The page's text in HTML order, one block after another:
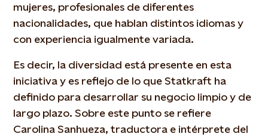
mujeres, profesionales de diferentes
nacionalidades, que hablan distintos idiomas y
con experiencia igualmente variada.
Es decir, la diversidad está presente en esta
iniciativa y es reflejo de lo que Statkraft ha
definido para desarrollar su negocio limpio y de
largo plazo. Sobre este punto se refiere
Carolina Sanhueza, traductora e intérprete del